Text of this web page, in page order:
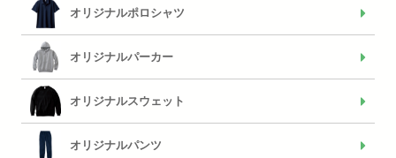
オリジナルポロシャツ
オリジナルパーカー
オリジナルスウェット
オリジナルパンツ